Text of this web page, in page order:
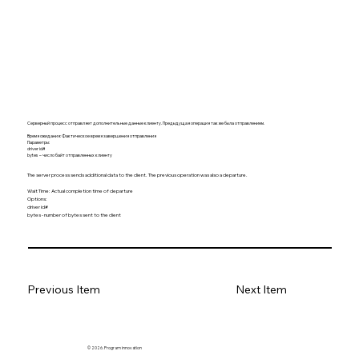
Серверный процесс отправляет дополнительные данные клиенту. Предыдущая операция так же была отправлением.
Время ожидания: Фактическое время завершения отправления
Параметры:
driver id#
bytes – число байт отправленных клиенту
The server process sends additional data to the client. The previous operation was also a departure.
Wait Time: Actual completion time of departure
Options:
driver id#
bytes - number of bytes sent to the client
Previous Item Next Item
© 2026. Program innovation